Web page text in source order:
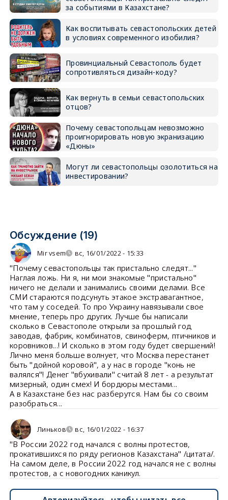
за событиями в Казахстане?
Как воспитывать севастопольских детей
в условиях современного изобилия?
Провинциальный Севастополь будет
сопротивляться дизайн-коду?
Как вернуть в семьи севастопольских
отцов?
Почему севастопольцам невозможно
проигнорировать новую экранизацию
«Дюны»
Могут ли севастопольцы озолотиться на
инвестировании?
Обсуждение (19)
Mir vsem вс, 16/01/2022 - 15:33
"Почему севастопольцы так пристально следят..."
Наглая ложь. Ни я, ни мои знакомые "пристально"
ничего не делали и занимались своими делами. Все
СМИ стараются подсунуть этакое экстравагантное,
что там у соседей. То про Украину навязывали свое
мнение, теперь про других. Лучше бы написали
сколько в Севастополе открыли за прошлый год
заводав, фабрик, комбинатов, свиноферм, птичников и
коровников...! И сколько в этом году будет свершений!
Лично меня больше волнует, что Москва перестанет
быть "дойной коровой", а у нас в городе "конь не
валялся"! Денег "вбухивали" считай 8 лет - а результат
мизерный, один смех! И бордюры местами...
А в Казахстане без нас разберутся. Нам бы со своим
разобраться...
Линьков вс, 16/01/2022 - 16:37
"В России 2022 год начался с волны протестов,
прокатившихся по ряду регионов Казахстана" /цитата/.
На самом деле, в России 2022 год начался не с волны
протестов, а с новогодних каникул.